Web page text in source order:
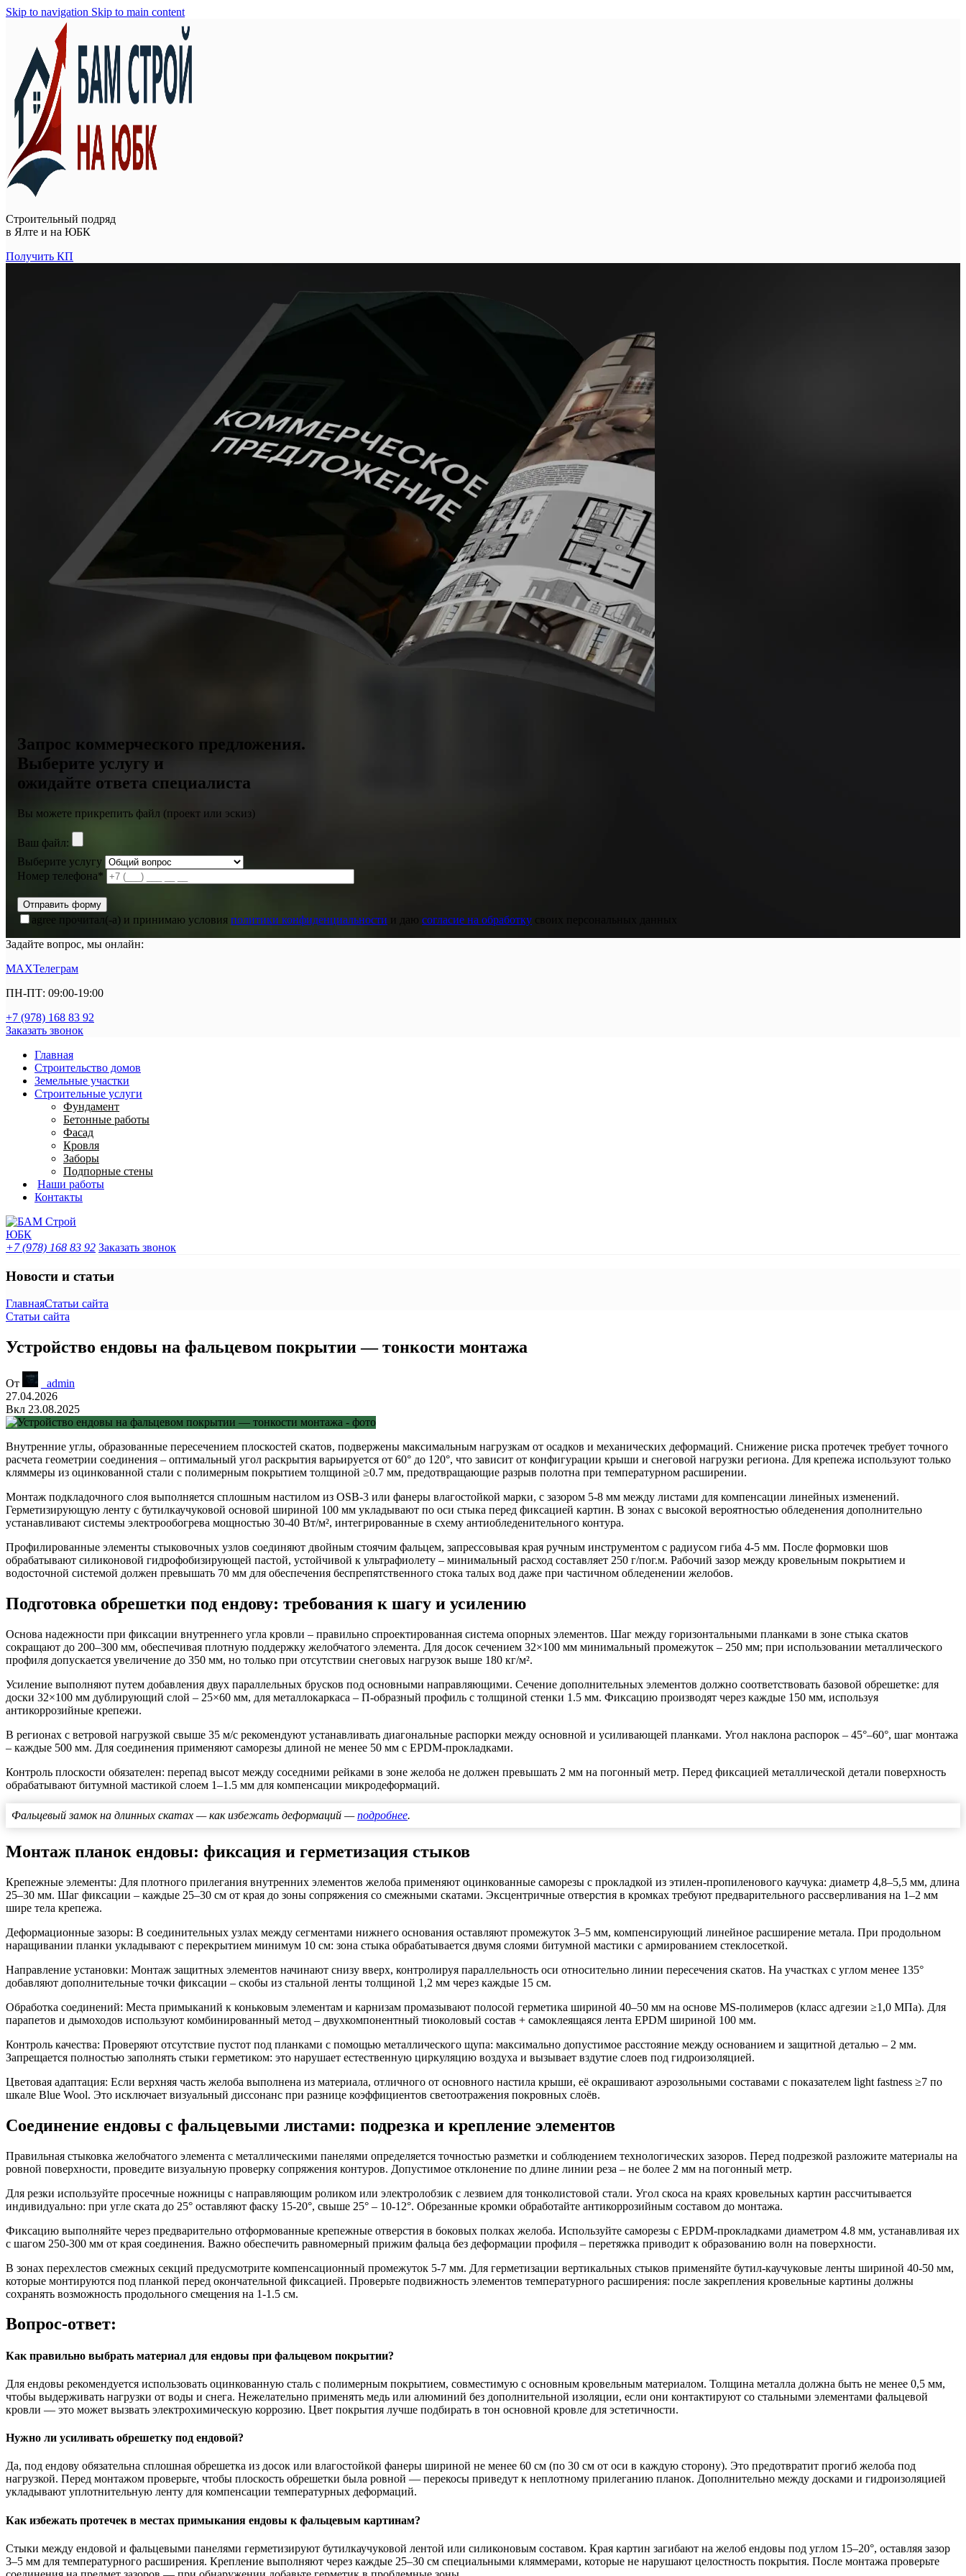
Skip to navigation Skip to main content
Строительный подряд
в Ялте и на ЮБК
Получить КП
Запрос коммерческого предложения.
Выберите услугу и
ожидайте ответа специалиста
Вы можете прикрепить файл (проект или эскиз)
Ваш файл:
Выберите услугу
Номер телефона*
agree прочитал(-а) и принимаю условия политики конфиденциальности и даю согласие на обработку
Задайте вопрос, мы онлайн:
MAXТелеграм
ПН-ПТ: 09:00-19:00
+7 (978) 168 83 92
Заказать звонок
Главная
Строительство домов
Земельные участки
Строительные услуги
Фундамент
Бетонные работы
Фасад
Кровля
Заборы
Подпорные стены
Наши работы
Контакты
+7 (978) 168 83 92 Заказать звонок
Новости и статьи
ГлавнаяСтатьи сайта
Статьи сайта
Устройство ендовы на фальцевом покрытии — тонкости монтажа
От
_admin
27.04.2026
Вкл 23.08.2025
Внутренние углы, образованные пересечением плоскостей скатов, подвержены максимальным нагрузкам от осадков и механических деформаций. Снижение риска протечек требует точного
расчета геометрии соединения – оптимальный угол раскрытия варьируется от 60° до 120°, что зависит от конфигурации крыши и снеговой нагрузки региона. Для крепежа используют только
кляммеры из оцинкованной стали с полимерным покрытием толщиной ≥0.7 мм, предотвращающие разрыв полотна при температурном расширении.
Монтаж подкладочного слоя выполняется сплошным настилом из OSB-3 или фанеры влагостойкой марки, с зазором 5-8 мм между листами для компенсации линейных изменений.
Герметизирующую ленту с бутилкаучуковой основой шириной 100 мм укладывают по оси стыка перед фиксацией картин. В зонах с высокой вероятностью обледенения дополнительно
устанавливают системы электрообогрева мощностью 30-40 Вт/м², интегрированные в схему антиобледенительного контура.
Профилированные элементы стыковочных узлов соединяют двойным стоячим фальцем, запрессовывая края ручным инструментом с радиусом гиба 4-5 мм. После формовки шов
обрабатывают силиконовой гидрофобизирующей пастой, устойчивой к ультрафиолету – минимальный расход составляет 250 г/пог.м. Рабочий зазор между кровельным покрытием и
водосточной системой должен превышать 70 мм для обеспечения беспрепятственного стока талых вод даже при частичном обледенении желобов.
Подготовка обрешетки под ендову: требования к шагу и усилению
Основа надежности при фиксации внутреннего угла кровли – правильно спроектированная система опорных элементов. Шаг между горизонтальными планками в зоне стыка скатов
сокращают до 200–300 мм, обеспечивая плотную поддержку желобчатого элемента. Для досок сечением 32×100 мм минимальный промежуток – 250 мм; при использовании металлического
профиля допускается увеличение до 350 мм, но только при отсутствии снеговых нагрузок выше 180 кг/м².
Усиление выполняют путем добавления двух параллельных брусков под основными направляющими. Сечение дополнительных элементов должно соответствовать базовой обрешетке: для
доски 32×100 мм дублирующий слой – 25×60 мм, для металлокаркаса – П-образный профиль с толщиной стенки 1.5 мм. Фиксацию производят через каждые 150 мм, используя
антикоррозийные крепежи.
В регионах с ветровой нагрузкой свыше 35 м/с рекомендуют устанавливать диагональные распорки между основной и усиливающей планками. Угол наклона распорок – 45°–60°, шаг монтажа
– каждые 500 мм. Для соединения применяют саморезы длиной не менее 50 мм с EPDM-прокладками.
Контроль плоскости обязателен: перепад высот между соседними рейками в зоне желоба не должен превышать 2 мм на погонный метр. Перед фиксацией металлической детали поверхность
обрабатывают битумной мастикой слоем 1–1.5 мм для компенсации микродеформаций.
Фальцевый замок на длинных скатах — как избежать деформаций —подробнее.
Монтаж планок ендовы: фиксация и герметизация стыков
Крепежные элементы: Для плотного прилегания внутренних элементов желоба применяют оцинкованные саморезы с прокладкой из этилен-пропиленового каучука: диаметр 4,8–5,5 мм, длина
25–30 мм. Шаг фиксации – каждые 25–30 см от края до зоны сопряжения со смежными скатами. Эксцентричные отверстия в кромках требуют предварительного рассверливания на 1–2 мм
шире тела крепежа.
Деформационные зазоры: В соединительных узлах между сегментами нижнего основания оставляют промежуток 3–5 мм, компенсирующий линейное расширение метала. При продольном
наращивании планки укладывают с перекрытием минимум 10 см: зона стыка обрабатывается двумя слоями битумной мастики с армированием стеклосеткой.
Направление установки: Монтаж защитных элементов начинают снизу вверх, контролируя параллельность оси относительно линии пересечения скатов. На участках с углом менее 135°
добавляют дополнительные точки фиксации – скобы из стальной ленты толщиной 1,2 мм через каждые 15 см.
Обработка соединений: Места примыканий к коньковым элементам и карнизам промазывают полосой герметика шириной 40–50 мм на основе MS-полимеров (класс адгезии ≥1,0 МПа). Для
парапетов и дымоходов используют комбинированный метод – двухкомпонентный тиоколовый состав + самоклеящаяся лента ЕРDМ шириной 100 мм.
Контроль качества: Проверяют отсутствие пустот под планками с помощью металлического щупа: максимально допустимое расстояние между основанием и защитной деталью – 2 мм.
Запрещается полностью заполнять стыки герметиком: это нарушает естественную циркуляцию воздуха и вызывает вздутие слоев под гидроизоляцией.
Цветовая адаптация: Если верхняя часть желоба выполнена из материала, отличного от основного настила крыши, её окрашивают аэрозольными составами с показателем light fastness ≥7 по
шкале Blue Wool. Это исключает визуальный диссонанс при разнице коэффициентов светоотражения покровных слоёв.
Соединение ендовы с фальцевыми листами: подрезка и крепление элементов
Правильная стыковка желобчатого элемента с металлическими панелями определяется точностью разметки и соблюдением технологических зазоров. Перед подрезкой разложите материалы на
ровной поверхности, проведите визуальную проверку сопряжения контуров. Допустимое отклонение по длине линии реза – не более 2 мм на погонный метр.
Для резки используйте просечные ножницы с направляющим роликом или электролобзик с лезвием для тонколистовой стали. Угол скоса на краях кровельных картин рассчитывается
индивидуально: при угле ската до 25° оставляют фаску 15-20°, свыше 25° – 10-12°. Обрезанные кромки обработайте антикоррозийным составом до монтажа.
Фиксацию выполняйте через предварительно отформованные крепежные отверстия в боковых полках желоба. Используйте саморезы с EPDM-прокладками диаметром 4.8 мм, устанавливая их
с шагом 250-300 мм от края соединения. Важно обеспечить равномерный прижим фальца без деформации профиля – перетяжка приводит к образованию волн на поверхности.
В зонах перехлестов смежных секций предусмотрите компенсационный промежуток 5-7 мм. Для герметизации вертикальных стыков применяйте бутил-каучуковые ленты шириной 40-50 мм,
которые монтируются под планкой перед окончательной фиксацией. Проверьте подвижность элементов температурного расширения: после закрепления кровельные картины должны
сохранять возможность продольного смещения на 1-1.5 см.
Вопрос-ответ:
Как правильно выбрать материал для ендовы при фальцевом покрытии?
Для ендовы рекомендуется использовать оцинкованную сталь с полимерным покрытием, совместимую с основным кровельным материалом. Толщина металла должна быть не менее 0,5 мм,
чтобы выдерживать нагрузки от воды и снега. Нежелательно применять медь или алюминий без дополнительной изоляции, если они контактируют со стальными элементами фальцевой
кровли — это может вызвать электрохимическую коррозию. Цвет покрытия лучше подбирать в тон основной кровле для эстетичности.
Нужно ли усиливать обрешетку под ендовой?
Да, под ендову обязательна сплошная обрешетка из досок или влагостойкой фанеры шириной не менее 60 см (по 30 см от оси в каждую сторону). Это предотвратит прогиб желоба под
нагрузкой. Перед монтажом проверьте, чтобы плоскость обрешетки была ровной — перекосы приведут к неплотному прилеганию планок. Дополнительно между досками и гидроизоляцией
укладывают уплотнительную ленту для компенсации температурных деформаций.
Как избежать протечек в местах примыкания ендовы к фальцевым картинам?
Стыки между ендовой и фальцевыми панелями герметизируют бутилкаучуковой лентой или силиконовым составом. Края картин загибают на желоб ендовы под углом 15–20°, оставляя зазор
3–5 мм для температурного расширения. Крепление выполняют через каждые 25–30 см специальными кляммерами, которые не нарушают целостность покрытия. После монтажа проверьте